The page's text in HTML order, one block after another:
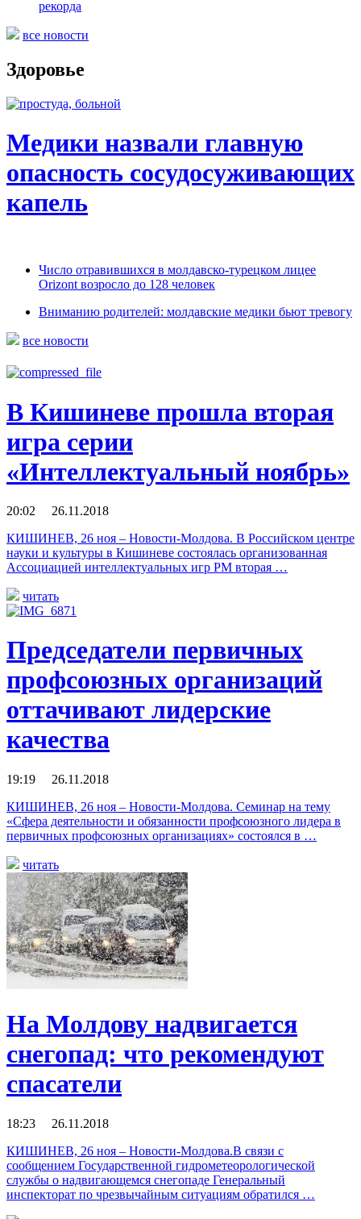
рекорда
все новости
Здоровье
Медики назвали главную
опасность сосудосуживающих
капель
Число отравившихся в молдавско-турецком лицее
Orizont возросло до 128 человек
Вниманию родителей: молдавские медики бьют тревогу
все новости
В Кишиневе прошла вторая
игра серии
«Интеллектуальный ноябрь»
20:02 26.11.2018
КИШИНЕВ, 26 ноя – Новости-Молдова. В Российском центре
науки и культуры в Кишиневе состоялась организованная
Ассоциацией интеллектуальных игр РМ вторая …
читать
Председатели первичных
профсоюзных организаций
оттачивают лидерские
качества
19:19 26.11.2018
КИШИНЕВ, 26 ноя – Новости-Молдова. Семинар на тему
«Сфера деятельности и обязанности профсоюзного лидера в
первичных профсоюзных организациях» состоялся в …
читать
На Молдову надвигается
снегопад: что рекомендуют
спасатели
18:23 26.11.2018
КИШИНЕВ, 26 ноя – Новости-Молдова.В связи с
сообщением Государственной гидрометеорологической
службы о надвигающемся снегопаде Генеральный
инспекторат по чрезвычайным ситуациям обратился …